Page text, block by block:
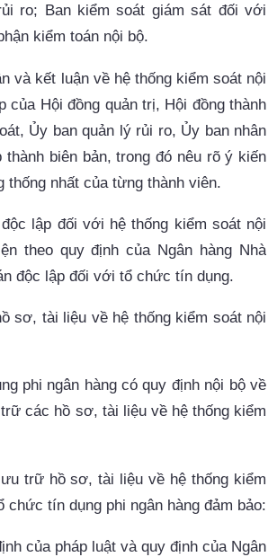
ro; Ban kiểm soát giám sát đối với
kiểm toán nội bộ.
và kết luận về hệ thống kiểm soát nội
của Hội đồng quản trị, Hội đồng thành
Ủy ban quản lý rủi ro, Ủy ban nhân
biên bản, trong đó nêu rõ ý kiến
thống nhất của từng thành viên.
lập đối với hệ thống kiểm soát nội
theo quy định của Ngân hàng Nhà
độc lập đối với tổ chức tín dụng.
sơ, tài liệu về hệ thống kiểm soát nội
phi ngân hàng có quy định nội bộ về
các hồ sơ, tài liệu về hệ thống kiểm
trữ hồ sơ, tài liệu về hệ thống kiểm
chức tín dụng phi ngân hàng đảm bảo:
của pháp luật và quy định của Ngân